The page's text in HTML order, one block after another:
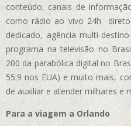
conteúdo, canais de
como rádio ao vivo 24h
dedicado, agência multi-
programa na televisão no
200 da parabólica digital no
55.9 nos EUA) e muito mais,
de auxiliar e atender milhares e
Para a viagem a Orlando